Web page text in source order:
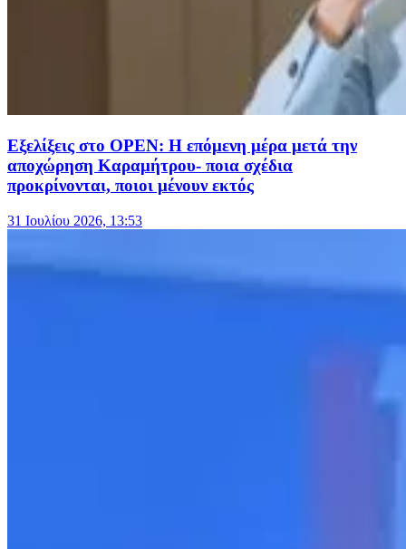
Εξελίξεις στο OPEN: Η επόμενη μέρα μετά την
αποχώρηση Καραμήτρου- ποια σχέδια
προκρίνονται, ποιοι μένουν εκτός
31 Ιουλίου 2026, 13:53